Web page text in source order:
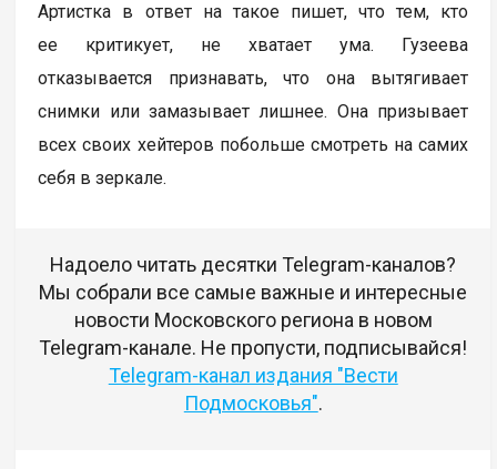
Артистка в ответ на такое пишет, что тем, кто
ее критикует, не хватает ума. Гузеева
отказывается признавать, что она вытягивает
снимки или замазывает лишнее. Она призывает
всех своих хейтеров побольше смотреть на самих
себя в зеркале.
Надоело читать десятки Telegram-каналов?
Мы собрали все самые важные и интересные
новости Московского региона в новом
Telegram-канале. Не пропусти, подписывайся!
Telegram-канал издания "Вести
Подмосковья".